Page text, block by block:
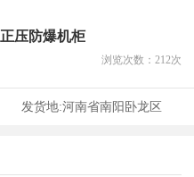
压防爆机柜
浏览次数： 212次
发货地:河南省南阳卧龙区